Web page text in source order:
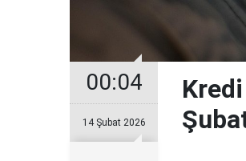
00:04
14 Şubat 2026